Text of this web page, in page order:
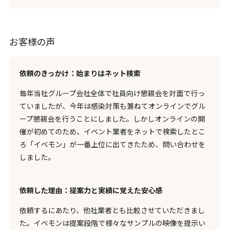
お客様の声
依頼のきっかけ：始まりはネット検索
毎年当社グループ会社全体で社員向け懇親会を対面で行っ
ていましたが、今年は感染対策も兼ねてオンラインでグル
ープ懇親会を行うことにしました。しかしオンラインの開
催が初めてのため、イベント業者をネットで検索したとこ
ろ「イベモン」が一番上位に出てきたため、問い合わせを
しました。
依頼した理由：提案力と実績に覚えた安心感
依頼するにあたり、他社業者とも比較させていただきまし
た。イベモンは提案段階で様々なサンプルの映像を提示い